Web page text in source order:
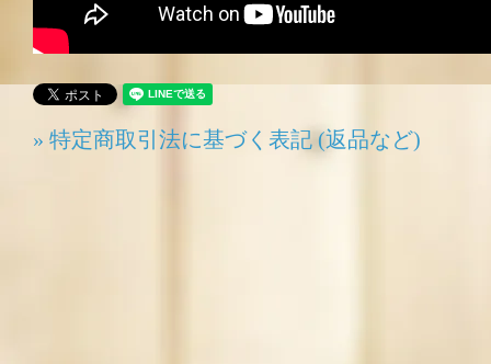
» 特定商取引法に基づく表記 (返品など)